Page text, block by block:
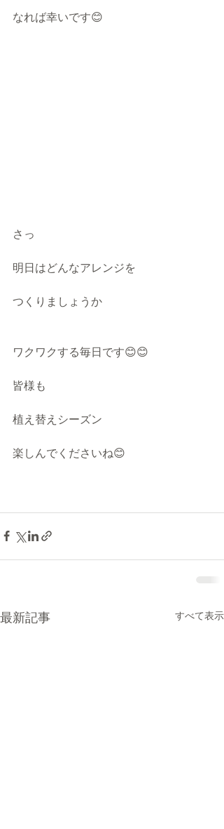
なれば幸いです😊
さっ
明日はどんなアレンジを
つくりましょうか
ワクワクする毎日です😊😊
皆様も
植え替えシーズン
楽しんでくださいね😊
最新記事 すべて表示